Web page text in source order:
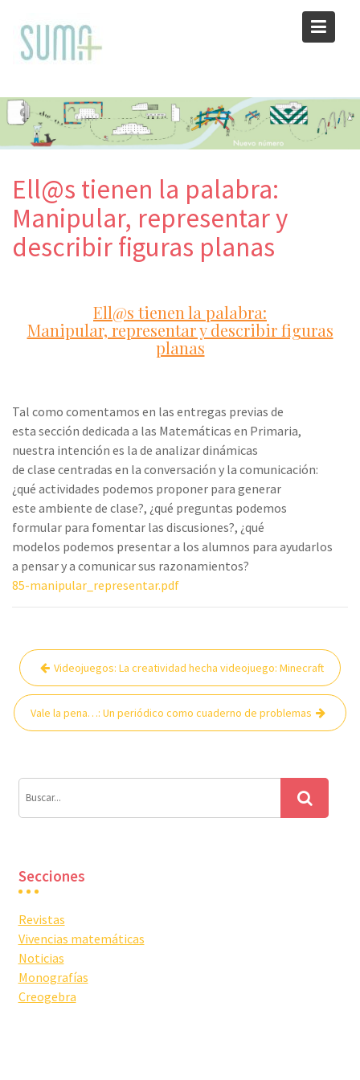
content
Ell@s tienen la palabra:
Manipular, representar y
describir figuras planas
Ell@s tienen la palabra:
Manipular, representar y describir figuras
planas
Tal como comentamos en las entregas previas de
esta sección dedicada a las Matemáticas en Primaria,
nuestra intención es la de analizar dinámicas
de clase centradas en la conversación y la comunicación:
¿qué actividades podemos proponer para generar
este ambiente de clase?, ¿qué preguntas podemos
formular para fomentar las discusiones?, ¿qué
modelos podemos presentar a los alumnos para ayudarlos
a pensar y a comunicar sus razonamientos?
85-manipular_representar.pdf
Navegación
de
entradas
Videojuegos: La creatividad hecha videojuego: Minecraft
Vale la pena…: Un periódico como cuaderno de problemas
Secciones
Revistas
Vivencias matemáticas
Noticias
Monografías
Creogebra